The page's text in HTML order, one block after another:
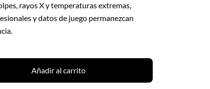
rayos X y temperaturas extremas,
y datos de juego permanezcan
Añadir al carrito